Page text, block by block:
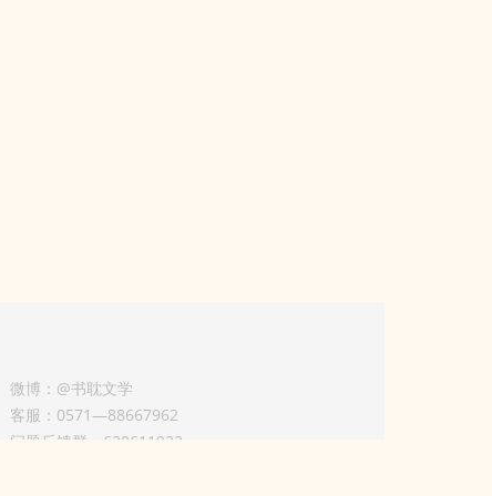
微博：@书耽文学
客服：0571—88667962
问题反馈群：630611933